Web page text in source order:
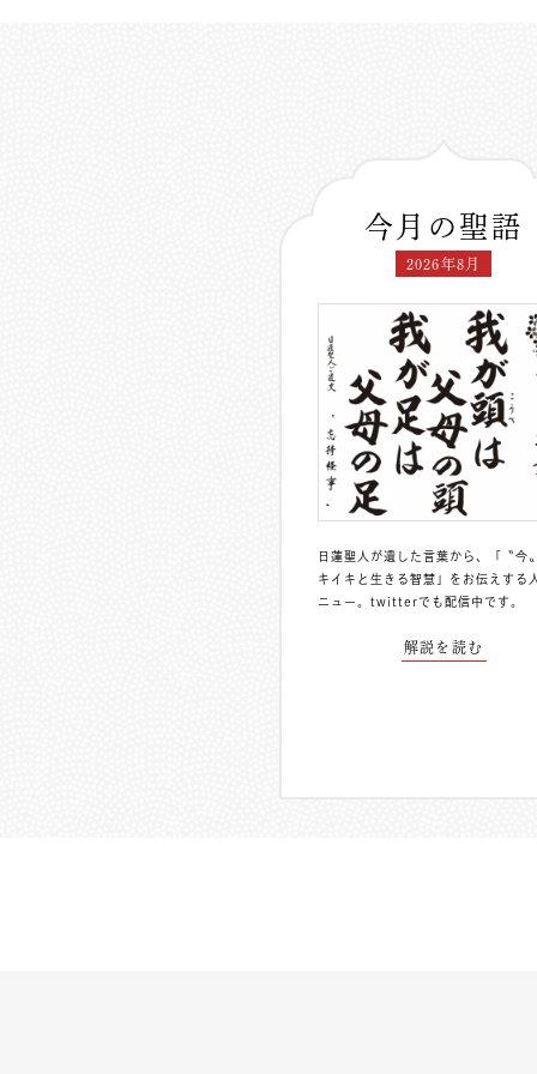
今月の聖語
2026年8月
日蓮聖人が遺した言葉から、「〝今
キイキと生きる智慧」をお伝えする
ニュー。 twitterでも配信中 です。
解説を読む